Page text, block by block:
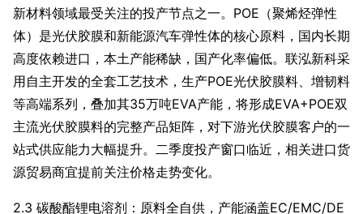
新材料领域最受关注的投产节点之一。POE（聚烯烃弹性
体）是光伏胶膜和新能源汽车弹性体的核心原料，国内长期
高度依赖进口，本土产能稀缺，国产化率偏低。联泓新科采
用自主开发的全套工艺技术，生产POE光伏胶膜料、增韧料
等高端系列，叠加其35万吨EVA产能，将形成EVA+POE双
主流光伏胶膜料的完整产品矩阵，对下游光伏胶膜客户的一
站式供应能力大幅提升。二季度投产窗口临近，相关进口货
源贸易商宜提前关注价格走势变化。
2.3 碳酸酯锂电溶剂：原料全自供，产能涵盖EC/EMC/DE